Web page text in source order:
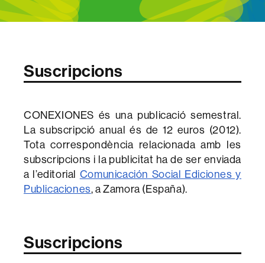
Suscripcions
CONEXIONES és una publicació semestral.
La subscripció anual és de 12 euros (2012).
Tota correspondència relacionada amb les
subscripcions i la publicitat ha de ser enviada
a l’editorial Comunicación Social Ediciones y
Publicaciones, a Zamora (España).
Suscripcions